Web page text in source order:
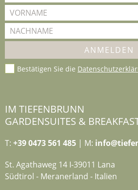
Bestätigen Sie die
IM TIEFENBRUNN
GARDENSUITES &
T: +39 0473 561 485 | M:
St. Agathaweg 14 I-39011 Lana
Südtirol - Meranerland - Italien